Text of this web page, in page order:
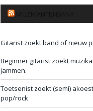
Gitarist zoekt band of nieuw
Beginner gitarist zoekt
jammen.
Toetsenist zoekt (semi)
pop/rock